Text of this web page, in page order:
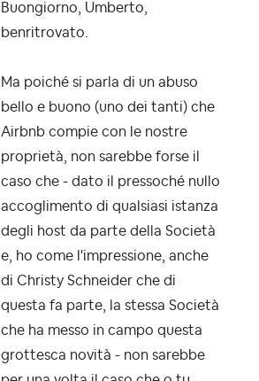
Buongiorno, Umberto,
benritrovato.
Ma poiché si parla di un abuso
bello e buono (uno dei tanti) che
Airbnb compie con le nostre
proprietà, non sarebbe forse il
caso che - dato il pressoché nullo
accoglimento di qualsiasi istanza
degli host da parte della Società
e, ho come l'impressione, anche
di Christy Schneider che di
questa fa parte, la stessa Società
che ha messo in campo questa
grottesca novità - non sarebbe